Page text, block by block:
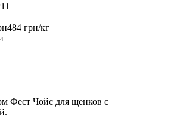
484 грн/кг
Фест Чойс для щенков с